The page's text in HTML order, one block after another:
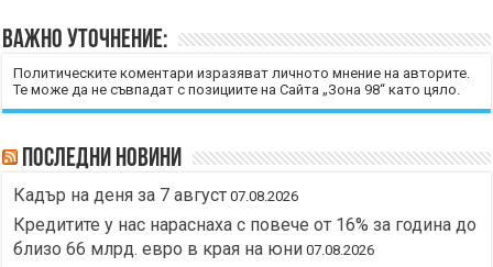
Важно уточнение:
Политическите коментари изразяват личното мнение на авторите.
Те може да не съвпадат с позициите на Сайта „Зона 98“ като цяло.
Последни новини
Кадър на деня за 7 август 07.08.2026
Кредитите у нас нараснаха с повече от 16% за година до
близо 66 млрд. евро в края на юни 07.08.2026